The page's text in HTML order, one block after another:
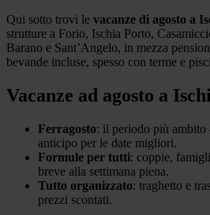
Qui sotto trovi le vacanze di agosto a
strutture a Forio, Ischia Porto,
Barano e Sant’Angelo, in mezza
bevande incluse, spesso con terme e
Vacanze ad agosto a
Ferragosto: il periodo più
anticipo per le date migliori.
Formule per tutti: coppie,
breve alla settimana piena.
Tutto organizzato: traghetto e
prezzi scontati.